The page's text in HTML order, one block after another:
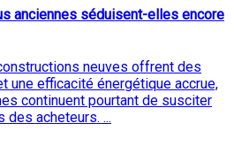
anciennes séduisent-elles encore
neuves offrent des
une efficacité énergétique accrue,
continuent pourtant de susciter
des acheteurs. ...